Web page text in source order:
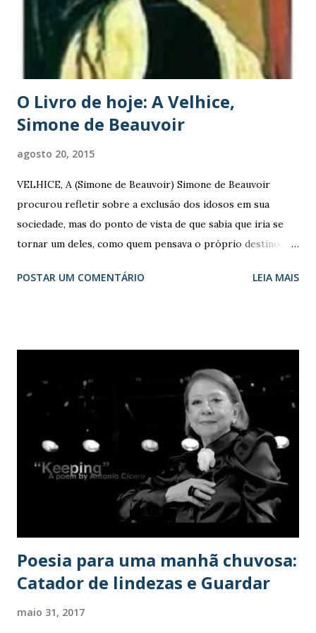
casa e conquista o mundo. Aos 70 anos: Ela olha para si e vê
sabedoria, risos, habilidades, sai para o mundo e aproveita a
vida. Aos 80 an...
O Livro de hoje: A Velhice,
Simone de Beauvoir
agosto 20, 2015
VELHICE, A (Simone de Beauvoir) Simone de Beauvoir
procurou refletir sobre a exclusão dos idosos em sua
sociedade, mas do ponto de vista de que sabia que iria se
tornar um deles, como quem pensava o próprio destino.
fato de que cada indivíduo percebe as outras pessoas como
processo aparece com nitidez em nossa relação com os
idosos. Em seu livro, a pensadora demonstra que há uma
duplicidade nas relações que os mais jovens têm com os
idosos, uma vez que, na maioria das vezes, mesmo sendo
respeitado por sua condição de pai ou de mãe, trata-se o
idoso como uma espécie de ser inferior, tirando dele suas
responsabilidades ou encarando-o como culpado por
sobrecarga de compromissos que imputa a filhos ou
netos....
POSTAR UM COMENTÁRIO LEIA MAIS
Poesia para uma manhã chuvosa:
Catador de lindezas e Guardar
maio 31, 2017